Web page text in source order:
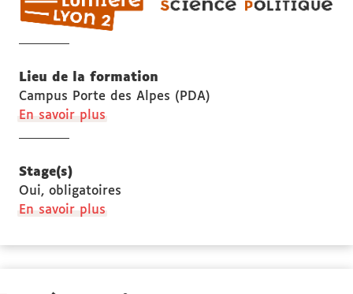
Lieu de la formation
Campus Porte des Alpes (PDA)
En savoir plus
de
Stage(s)
Oui, obligatoires
En savoir plus
des